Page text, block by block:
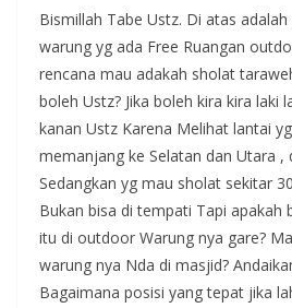
Bismillah Tabe Ustz. Di atas
warung yg ada Free Ruangan
rencana mau adakah sholat
boleh Ustz? Jika boleh kira kira laki
kanan Ustz Karena Melihat lantai
memanjang ke Selatan dan Utara ,
Sedangkan yg mau sholat sekitar
Bukan bisa di tempati Tapi apakah
itu di outdoor Warung nya gare?
warung nya Nda di masjid?
Bagaimana posisi yang tepat jika